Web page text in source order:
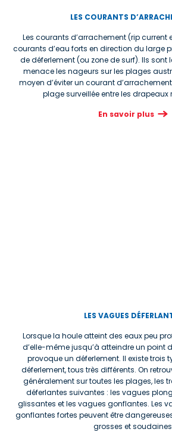
LES COURANTS
Les courants d’arrachement (rip current
courants d’eau forts en direction du large
de déferlement (ou zone de surf). Ils sont
menace les nageurs sur les plages
moyen d’éviter un courant
plage surveillée entre les drapeaux
En savoir plus
LES VAGUES
Lorsque la houle atteint des eaux peu
d’elle-même jusqu’à atteindre un point
provoque un déferlement. Il existe trois
déferlement, tous très différents. On
généralement sur toutes les plages, les
déferlantes suivantes : les vagues
glissantes et les vagues gonflantes. Les
gonflantes fortes peuvent être
grosses et